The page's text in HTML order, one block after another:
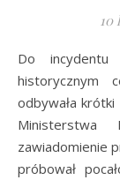
10
Do incydentu doszło we wtorek, 4 listopada w
historycznym
odbywała
Ministerstwa
zawiadomienie
próbował